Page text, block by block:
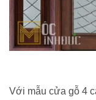
Với mẫu cửa gỗ 4